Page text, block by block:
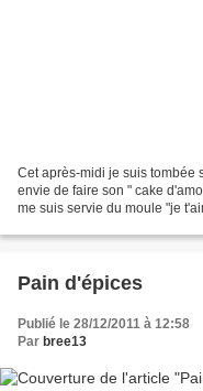
Cet après-midi je suis tombée
envie de faire son " cake
me suis servie du moule "je
Pain d'épices
Publié le 28/12/2011 à 12:58
Par bree13